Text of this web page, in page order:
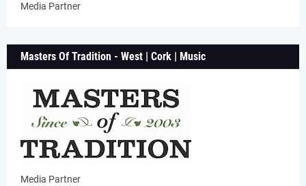
Media Partner
Masters Of Tradition - West | Cork | Music
Media Partner